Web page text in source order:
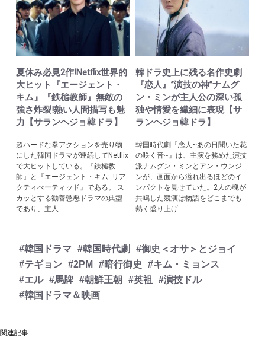
夏休み必見2作!Netflix世界的
大ヒット『エージェント・
キム』『鉄槌教師』無敵の
強さ炸裂!熱い人間描写も魅
力【サランヘジョ韓ドラ】
超ハードな拳アクションを売り物
にした韓国ドラマが連続してNetflix
で大ヒットしている。『鉄槌教
師』と『エージェント・キム: リア
クティべーティッド』である。 ス
カッとする勧善懲悪ドラマの典型
であり、主人...
韓ドラ史上に残る名作史劇
『恋人』”演技の神”ナムグ
ン・ミンが主人公の深い孤
独や情愛を繊細に表現【サ
ランヘジョ韓ドラ】
韓国時代劇『恋人~あの日聞いた花
の咲く音~』は、主演を務めた演技
派ナムグン・ミンとアン・ウンジ
ンが、画面から溢れ出るほどのイ
ンパクトを見せていた。2人の魂が
共鳴した競演は物語をどこまでも
熱く盛り上げ...
#韓国ドラマ #韓国時代劇
#御史＜オサ＞とジョイ
#テギョン #2PM #暗行御史
#キム・ミョンス
#エル #馬牌 #朝鮮王朝 #英祖
#演技ドル
#韓国ドラマ＆映画
関連記事